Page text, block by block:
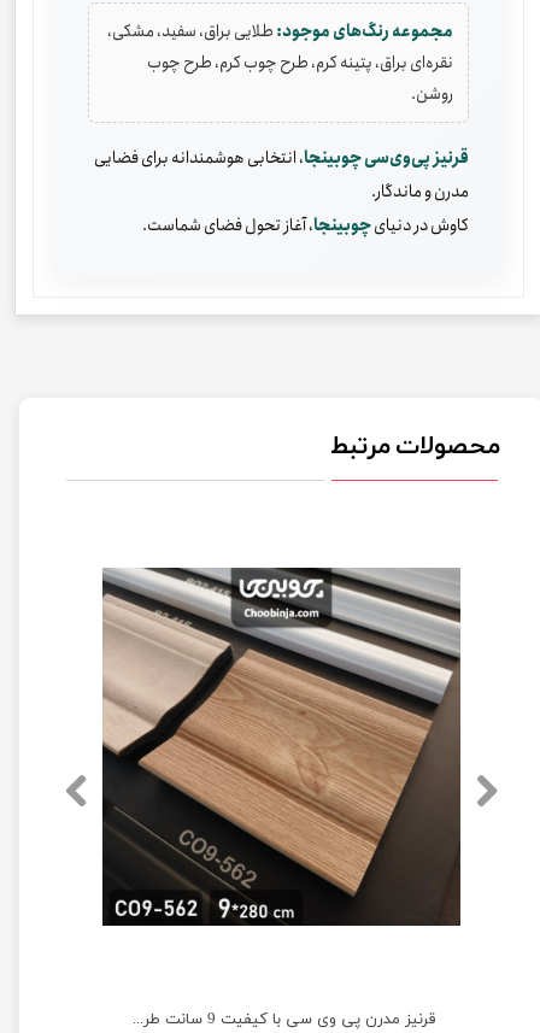
مجموعه رنگ‌های موجود:طلایی براق، سفید، مشکی،
نقره‌ای براق، پتینه کرم، طرح چوب کرم، طرح چوب
روشن.
قرنیز پی‌وی‌سی چوبینجا، انتخابی هوشمندانه برای فضایی
مدرن و ماندگار.
کاوش در دنیایچوبینجا، آغاز تحول فضای شماست.
محصولات مرتبط
قرنیز مدرن پی وی سی با کیفیت 9 سانت طرح چوب روشن کد CO9-562